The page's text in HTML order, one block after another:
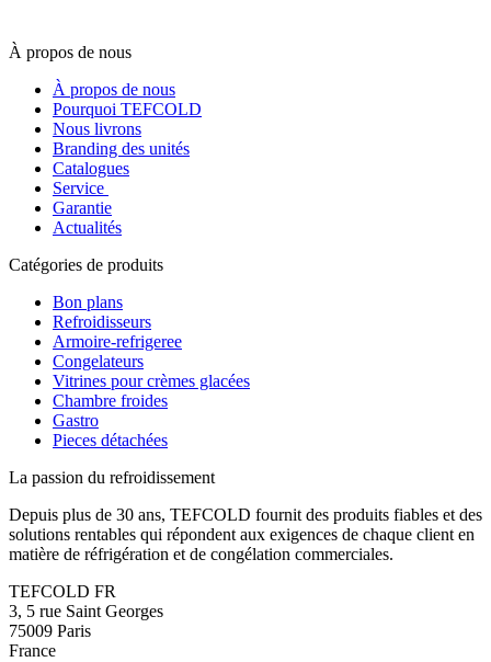
À propos de nous
À propos de nous
Pourquoi TEFCOLD
Nous livrons
Branding des unités
Catalogues
Service
Garantie
Actualités
Catégories de produits
Bon plans
Refroidisseurs
Armoire-refrigeree
Congelateurs
Vitrines pour crèmes glacées
Chambre froides
Gastro
Pieces détachées
La passion du refroidissement
Depuis plus de 30 ans, TEFCOLD fournit des produits fiables et des
solutions rentables qui répondent aux exigences de chaque client en
matière de réfrigération et de congélation commerciales.
TEFCOLD FR
3, 5 rue Saint Georges
75009 Paris
France